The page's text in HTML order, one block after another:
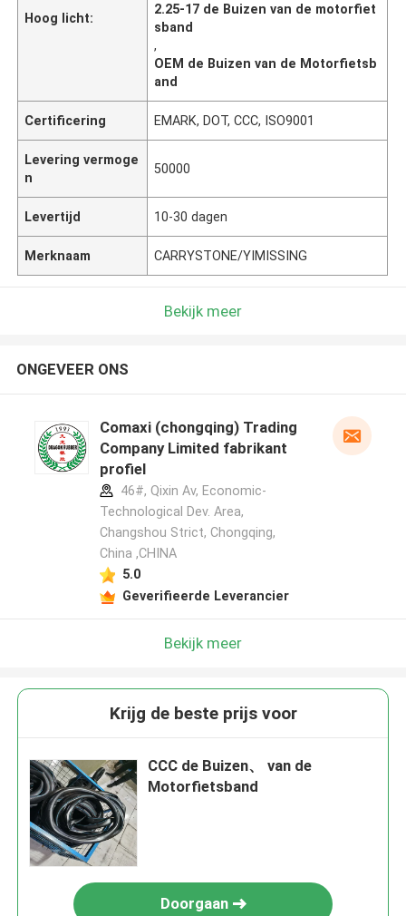
Hoog licht:
2.25-17 de Buizen van de motorfiet
sband
,
OEM de Buizen van de Motorfietsb
and
Certificering EMARK, DOT, CCC, ISO9001
Levering vermoge
n
50000
Levertijd 10-30 dagen
Merknaam CARRYSTONE/YIMISSING
Bekijk meer
ONGEVEER ONS
Comaxi (chongqing) Trading
Company Limited fabrikant
profiel
46#, Qixin Av, Economic-
Technological Dev. Area,
Changshou Strict, Chongqing,
China ,CHINA
5.0
Geverifieerde Leverancier
Bekijk meer
Krijg de beste prijs voor
CCC de Buizen、 van de
Motorfietsband
Doorgaan